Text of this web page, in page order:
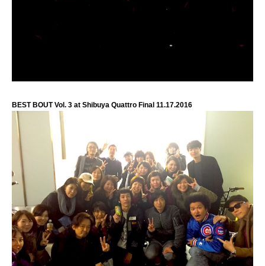
BEST BOUT Vol. 3 at Shibuya Quattro Final 11.17.2016